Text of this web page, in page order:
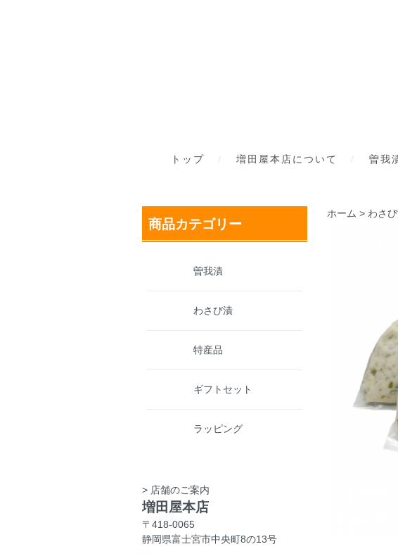
トップ 増田屋本店について 曽我
ホーム >わさ
商品カテゴリー
曽我漬
わさび漬
特産品
ギフトセット
ラッピング
> 店舗のご案内
増田屋本店
〒418-0065
静岡県富士宮市中央町8の13号